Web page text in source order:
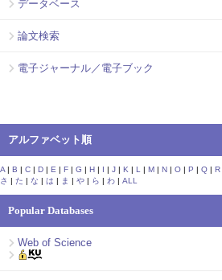
データベース
論文検索
電子ジャーナル／電子ブック
アルファベット順
A | B | C | D | E | F | G | H | I | J | K | L | M | N | O | P | Q | R
さ | た | な | は | ま | や | ら | わ | ALL
Popular Databases
Web of Science